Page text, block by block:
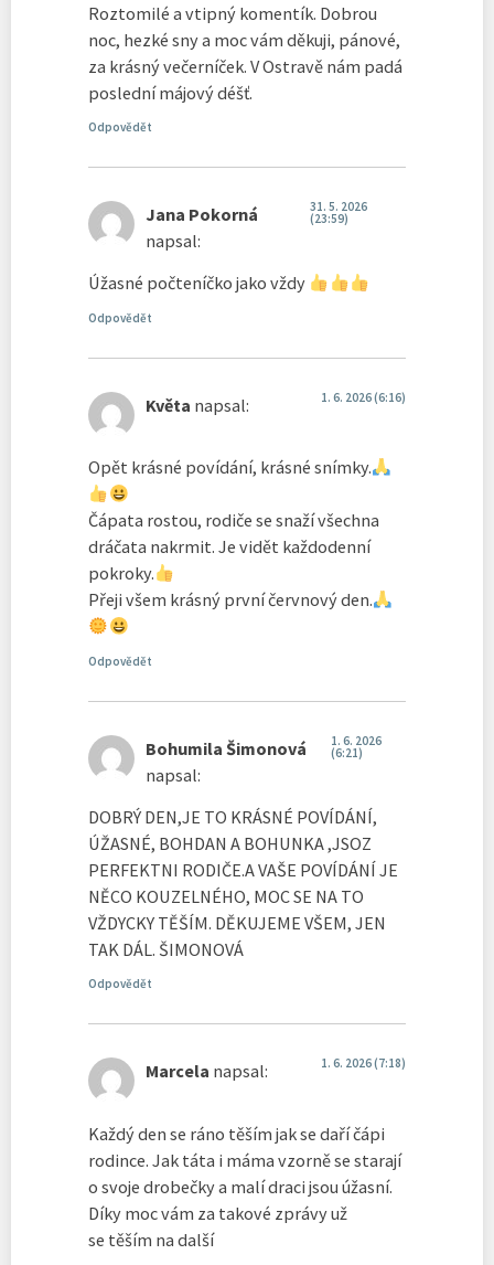
Roztomilé a vtipný komentík. Dobrou
noc, hezké sny a moc vám děkuji, pánové,
za krásný večerníček. V Ostravě nám padá
poslední májový déšť.
Odpovědět
Jana Pokorná
napsal:
31. 5. 2026
(23:59)
Úžasné počteníčko jako vždy
Odpovědět
Květa napsal: 1. 6. 2026 (6:16)
Opět krásné povídání, krásné snímky.
Čápata rostou, rodiče se snaží všechna
dráčata nakrmit. Je vidět každodenní
pokroky.
Přeji všem krásný první červnový den.
Odpovědět
Bohumila Šimonová
napsal:
1. 6. 2026
(6:21)
DOBRÝ DEN,JE TO KRÁSNÉ POVÍDÁNÍ,
ÚŽASNÉ, BOHDAN A BOHUNKA ,JSOZ
PERFEKTNI RODIČE.A VAŠE POVÍDÁNÍ JE
NĚCO KOUZELNÉHO, MOC SE NA TO
VŽDYCKY TĚŠÍM. DĚKUJEME VŠEM, JEN
TAK DÁL. ŠIMONOVÁ
Odpovědět
Marcela napsal: 1. 6. 2026 (7:18)
Každý den se ráno těším jak se daří čápi
rodince. Jak táta i máma vzorně se starají
o svoje drobečky a malí draci jsou úžasní.
Díky moc vám za takové zprávy už
se těším na další